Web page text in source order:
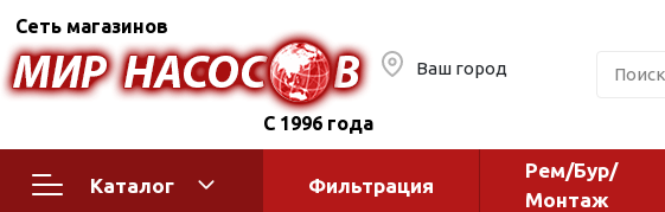
Сеть магазинов
С 1996 года
Ваш город
Каталог Фильтрация
Рем/Бур/
Монтаж